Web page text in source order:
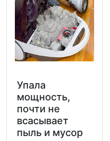
Упала
мощность,
почти не
всасывает
пыль и мусор